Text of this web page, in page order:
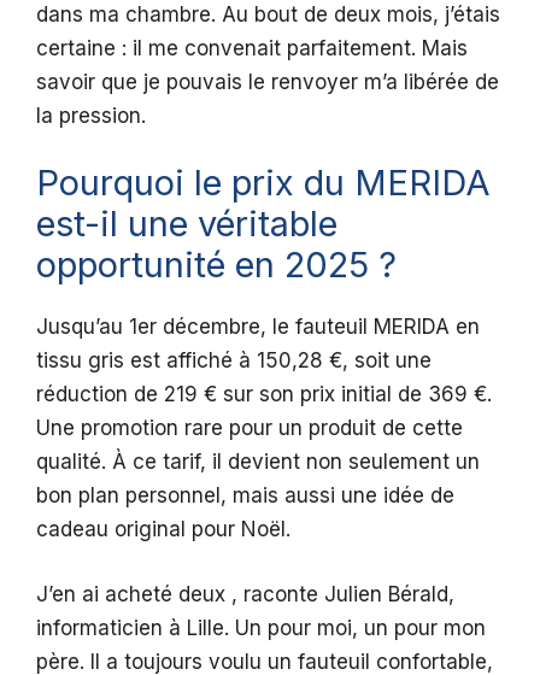
dans ma chambre. Au bout de deux mois, j’étais
certaine : il me convenait parfaitement. Mais
savoir que je pouvais le renvoyer m’a libérée de
la pression.
Pourquoi le prix du MERIDA
est-il une véritable
opportunité en 2025 ?
Jusqu’au 1er décembre, le fauteuil MERIDA en
tissu gris est affiché à 150,28 €, soit une
réduction de 219 € sur son prix initial de 369 €.
Une promotion rare pour un produit de cette
qualité. À ce tarif, il devient non seulement un
bon plan personnel, mais aussi une idée de
cadeau original pour Noël.
J’en ai acheté deux , raconte Julien Bérald,
informaticien à Lille. Un pour moi, un pour mon
père. Il a toujours voulu un fauteuil confortable,